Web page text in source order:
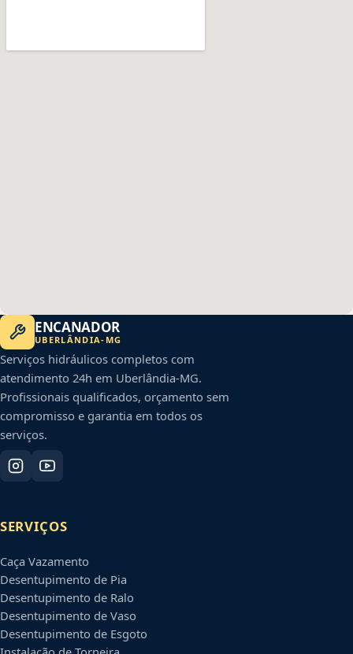
ENCANADOR
UBERLÂNDIA- MG
Serviços hidráulicos completos com
atendimento 24h em Uberlândia-MG.
Profissionais qualificados, orçamento sem
compromisso e garantia em todos os
serviços.
SERVIÇOS
Caça Vazamento
Desentupimento de Pia
Desentupimento de Ralo
Desentupimento de Vaso
Desentupimento de Esgoto